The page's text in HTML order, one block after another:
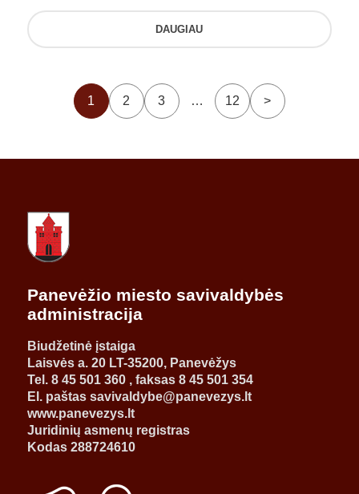
DAUGIAU
1 2 3 … 12 >
Panevėžio miesto savivaldybės
administracija
Biudžetinė įstaiga
Laisvės a. 20 LT-35200, Panevėžys
Tel. 8 45 501 360 , faksas 8 45 501 354
El. paštas savivaldybe@panevezys.lt
www.panevezys.lt
Juridinių asmenų registras
Kodas 288724610